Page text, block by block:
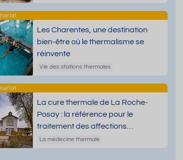
Les Charentes, une destination
bien-être où le thermalisme se
réinvente
Vie des stations thermales
La cure thermale de La Roche-
Posay : la référence pour le
traitement des affections
dermatologiques
La médecine thermale